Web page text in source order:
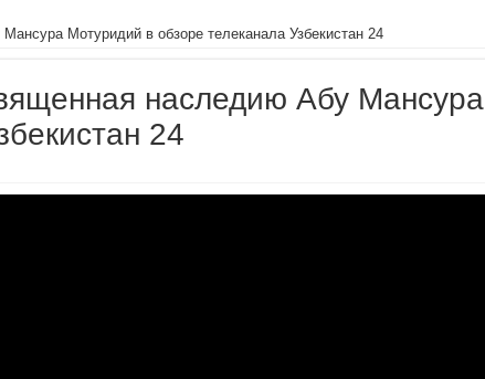
Мотуридий в обзоре телеканала Узбекистан 24
наследию Абу Мансура
24